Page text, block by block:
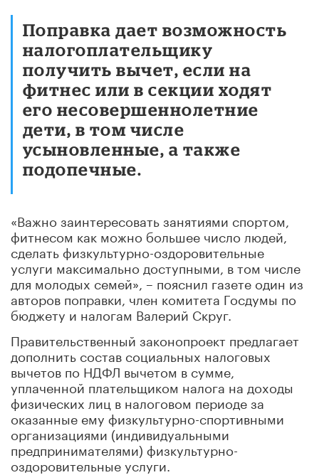
Поправка дает возможность
налогоплательщику
получить вычет, если на
фитнес или в секции ходят
его несовершеннолетние
дети, в том числе
усыновленные, а также
подопечные.
«Важно заинтересовать занятиями спортом,
фитнесом как можно большее число людей,
сделать физкультурно-оздоровительные
услуги максимально доступными, в том числе
для молодых семей», – пояснил газете один из
авторов поправки, член комитета Госдумы по
бюджету и налогам Валерий Скруг.
Правительственный законопроект предлагает
дополнить состав социальных налоговых
вычетов по НДФЛ вычетом в сумме,
уплаченной плательщиком налога на доходы
физических лиц в налоговом периоде за
оказанные ему физкультурно-спортивными
организациями (индивидуальными
предпринимателями) физкультурно-
оздоровительные услуги.